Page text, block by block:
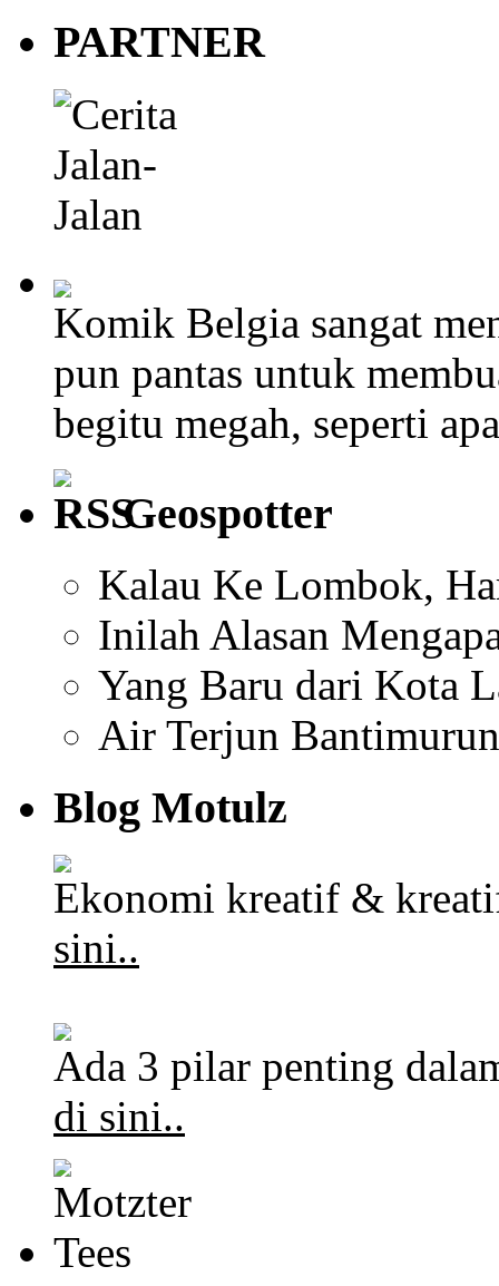
PARTNER
Komik Belgia sangat
pun pantas untuk
begitu megah, seperti
Geospotter
Kalau Ke Lombok,
Inilah Alasan
Yang Baru dari Kota
Air Terjun
Blog Motulz
Ekonomi kreatif &
sini..
Ada 3 pilar penting
di sini..